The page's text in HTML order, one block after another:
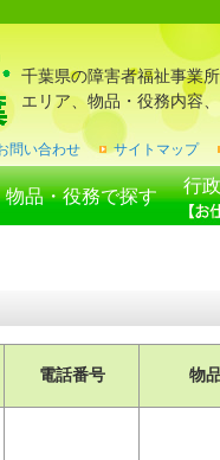
千葉県の障害者福祉事業
エリア、物品・役務内容
問い合わせ サイトマップ
物品・役務で探す
行
電話番号 物